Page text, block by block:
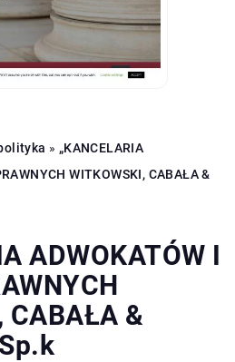
» „KANCELARIA
WITKOWSKI, CABAŁA &
ADWOKATÓW I
CABAŁA &